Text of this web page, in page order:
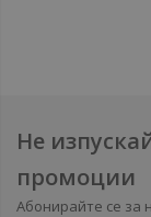
Не
промоции
Абонирайте се за